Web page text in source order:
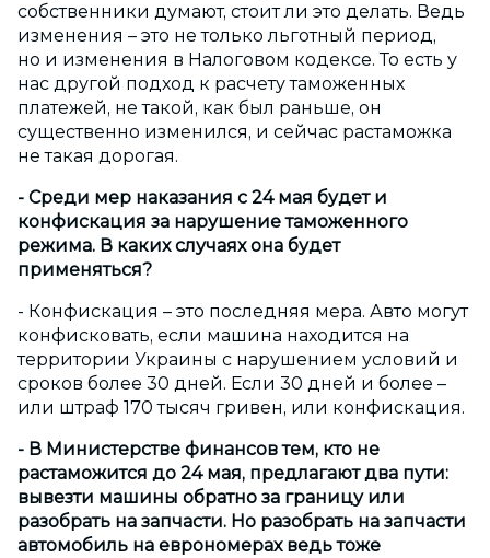
собственники думают, стоит ли это делать. Ведь
изменения – это не только льготный период,
но и изменения в Налоговом кодексе. То есть у
нас другой подход к расчету таможенных
платежей, не такой, как был раньше, он
существенно изменился, и сейчас растаможка
не такая дорогая.
- Среди мер наказания с 24 мая будет и
конфискация за нарушение таможенного
режима. В каких случаях она будет
применяться?
- Конфискация – это последняя мера. Авто могут
конфисковать, если машина находится на
территории Украины с нарушением условий и
сроков более 30 дней. Если 30 дней и более –
или штраф 170 тысяч гривен, или конфискация.
- В Министерстве финансов тем, кто не
растаможится до 24 мая, предлагают два пути:
вывезти машины обратно за границу или
разобрать на запчасти. Но разобрать на запчасти
автомобиль на еврономерах ведь тоже